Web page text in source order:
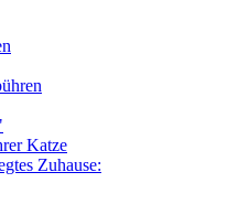
Katze
Zuhause: